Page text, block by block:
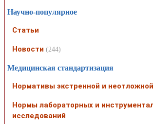
Научно-популярное
Статьи
Новости (244)
Медицинская стандартизация
Нормативы экстренной и
Нормы лабораторных и
исследований